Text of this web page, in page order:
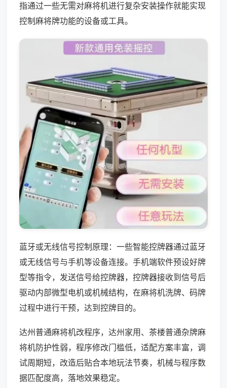
指通过一些无需对麻将机进行复杂安装操作就能实现
控制麻将牌功能的设备或工具。
蓝牙或无线信号控制原理：一些智能控牌器通过蓝牙
或无线信号与手机等设备连接。手机端软件预设好牌
型等指令，发送信号给控牌器，控牌器接收到信号后
驱动内部微型电机或机械结构，在麻将机洗牌、码牌
过程中进行干预，达到控牌目的。
达州普通麻将机改程序，达州家用、茶楼普通杂牌麻
将机防护性弱，程序修改门槛低，适配方案丰富，调
试周期短，改造后贴合本地玩法节奏，机械与程序数
据匹配度高，落地效果稳定。